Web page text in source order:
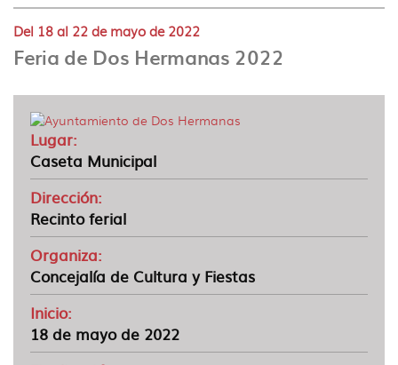
idioma
Del 18 al 22 de mayo de 2022
Feria de Dos Hermanas 2022
Lugar:
Caseta Municipal
Dirección:
Recinto ferial
Organiza:
Concejalía de Cultura y Fiestas
Inicio:
18 de mayo de 2022